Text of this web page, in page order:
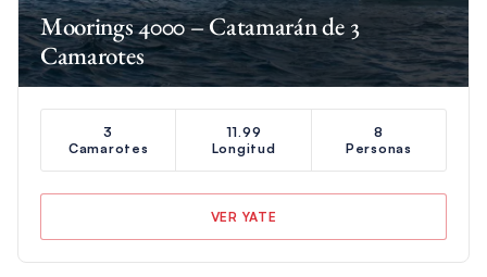
Moorings 4000 – Catamarán de 3
Camarotes
3
Camarotes
11.99
Longitud
8
Personas
VER YATE